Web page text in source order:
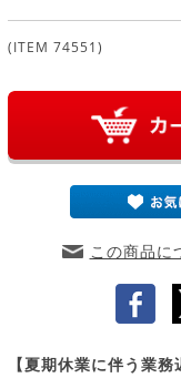
(ITEM 74551)
この商品に
【夏期休業に伴う業務